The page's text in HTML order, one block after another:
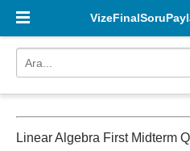
Linear Algebra First Midterm